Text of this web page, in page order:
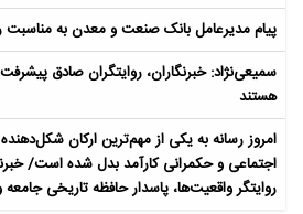
پیام مدیرعامل بانک صنعت و معدن به مناسبت
سمیعی‌نژاد: خبرنگاران، روایتگران صادق
هستند
امروز رسانه به یکی از مهم‌ترین ارکان
اجتماعی و حکمرانی کارآمد بدل شده است/
روایتگر واقعیت‌ها، پاسدار حافظه تاریخی